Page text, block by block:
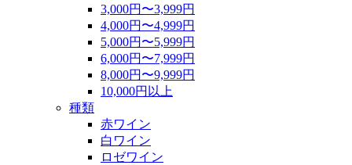
3,000円〜3,999円
4,000円〜4,999円
5,000円〜5,999円
6,000円〜7,999円
8,000円〜9,999円
10,000円以上
種類
赤ワイン
白ワイン
ロゼワイン